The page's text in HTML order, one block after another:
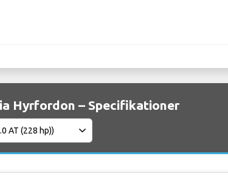
Hyrfordon – Specifikationer